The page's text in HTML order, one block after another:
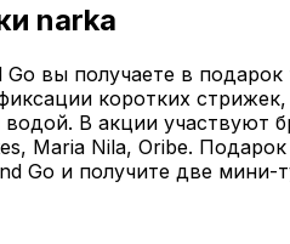
narka
вы получаете в
коротких
В акции участвуют
Maria Nila, Oribe.
Go и получите две мини-